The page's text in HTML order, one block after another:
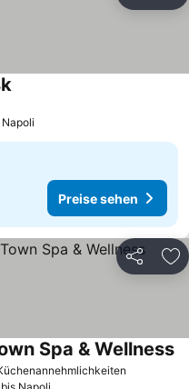
Preise sehen
Teilen
Spa & Wellness